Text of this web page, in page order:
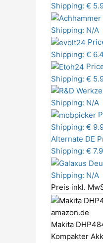
Shipping: €
Shipping: N/A
Shipping: €
Shipping: €
Shipping: N/A
Shipping: €
Alternate DE
Shipping: €
Shipping: N/A
Preis inkl.
amazon.de
Makita
Kompakter